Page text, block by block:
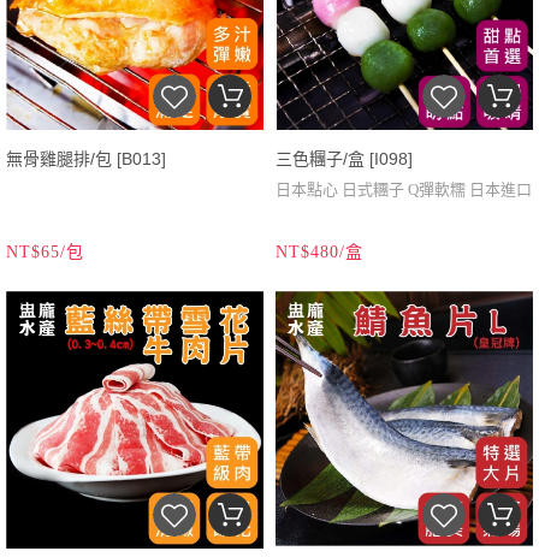
無骨雞腿排/包 [B013]
NT$65/包
三色糰子/盒 [I098]
日本點心 日式糰子 Q彈軟糯 日本進口
NT$480/盒